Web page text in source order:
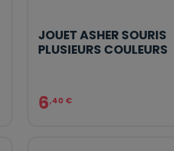
JOUET ASHER SOURIS
PLUSIEURS COULEURS
6,40 €